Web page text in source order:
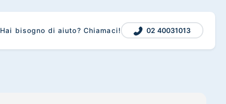
Hai bisogno di aiuto? Chiamaci! 02 40031013